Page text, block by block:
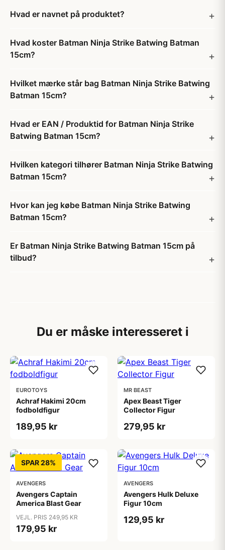
Hvad er navnet på produktet?
Hvad koster Batman Ninja Strike Batwing Batman
15cm?
Hvilket mærke står bag Batman Ninja Strike Batwing
Batman 15cm?
Hvad er EAN / Produktid for Batman Ninja Strike
Batwing Batman 15cm?
Hvilken kategori tilhører Batman Ninja Strike Batwing
Batman 15cm?
Hvor kan jeg købe Batman Ninja Strike Batwing
Batman 15cm?
Er Batman Ninja Strike Batwing Batman 15cm på
tilbud?
Du er måske interesseret i
EUROTOYS
Achraf Hakimi 20cm
fodboldfigur
189,95 kr
MR BEAST
Apex Beast Tiger
Collector Figur
279,95 kr
SPAR 28%
AVENGERS
Avengers Captain
America Blast Gear
VEJL. PRIS 249,95 KR
179,95 kr
AVENGERS
Avengers Hulk Deluxe
Figur 10cm
129,95 kr